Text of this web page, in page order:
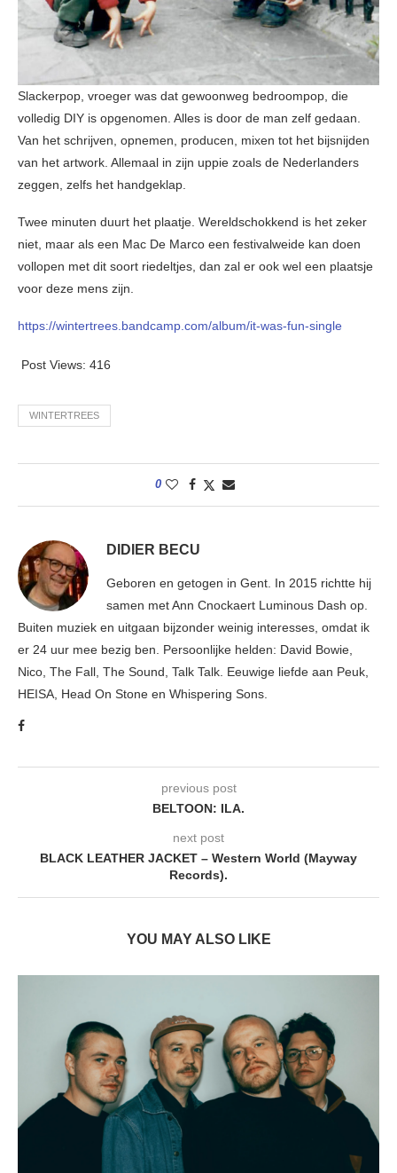
Slackerpop, vroeger was dat gewoonweg bedroompop, die
volledig DIY is opgenomen. Alles is door de man zelf gedaan.
Van het schrijven, opnemen, producen, mixen tot het bijsnijden
van het artwork. Allemaal in zijn uppie zoals de Nederlanders
zeggen, zelfs het handgeklap.
Twee minuten duurt het plaatje. Wereldschokkend is het zeker
niet, maar als een Mac De Marco een festivalweide kan doen
vollopen met dit soort riedeltjes, dan zal er ook wel een plaatsje
voor deze mens zijn.
https://wintertrees.bandcamp.com/album/it-was-fun-single
Post Views: 416
WINTERTREES
0
DIDIER BECU
Geboren en getogen in Gent. In 2015 richtte hij
samen met Ann Cnockaert Luminous Dash op.
Buiten muziek en uitgaan bijzonder weinig interesses, omdat ik
er 24 uur mee bezig ben. Persoonlijke helden: David Bowie,
Nico, The Fall, The Sound, Talk Talk. Eeuwige liefde aan Peuk,
HEISA, Head On Stone en Whispering Sons.
previous post
BELTOON: ILA.
next post
BLACK LEATHER JACKET – Western World (Mayway
Records).
YOU MAY ALSO LIKE